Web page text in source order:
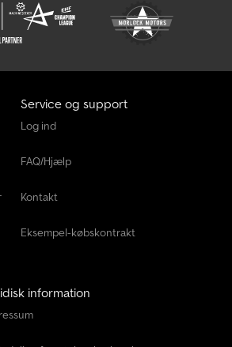
Service og support
Log ind
FAQ/Hjælp
Kontakt
Eksempel-købskontrakt
information